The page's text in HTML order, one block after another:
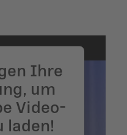
Ihre
um
Video-
laden!